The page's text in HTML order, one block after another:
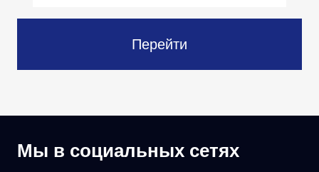
Перейти
Мы в социальных сетях